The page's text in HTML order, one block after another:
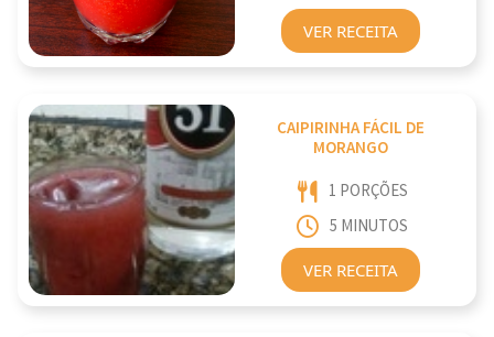
VER RECEITA
CAIPIRINHA FÁCIL DE
MORANGO
1 PORÇÕES
5 MINUTOS
VER RECEITA